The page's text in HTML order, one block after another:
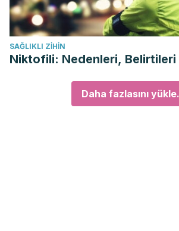
SAĞLIKLI ZIHIN
Niktofili: Nedenleri, Belirtileri
Daha fazlasını